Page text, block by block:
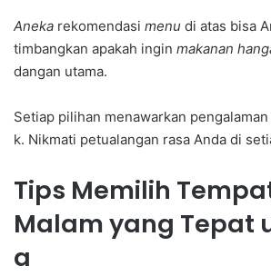
Aneka rekomendasi menu di atas bisa
timbangkan apakah ingin makanan
dangan utama.
Setiap pilihan menawarkan
k. Nikmati petualangan rasa Anda di
Tips Memilih
Malam yang Tepat
a